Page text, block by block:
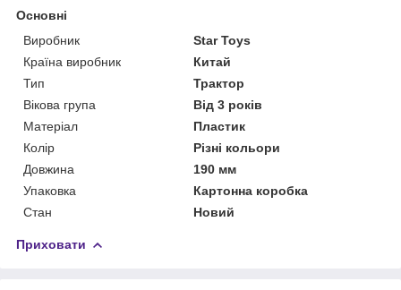
Основні
Виробник
Star Toys
Країна виробник
Китай
Тип
Трактор
Вікова група
Від 3 років
Матеріал
Пластик
Колір
Різні кольори
Довжина
190 мм
Упаковка
Картонна коробка
Стан
Новий
Приховати